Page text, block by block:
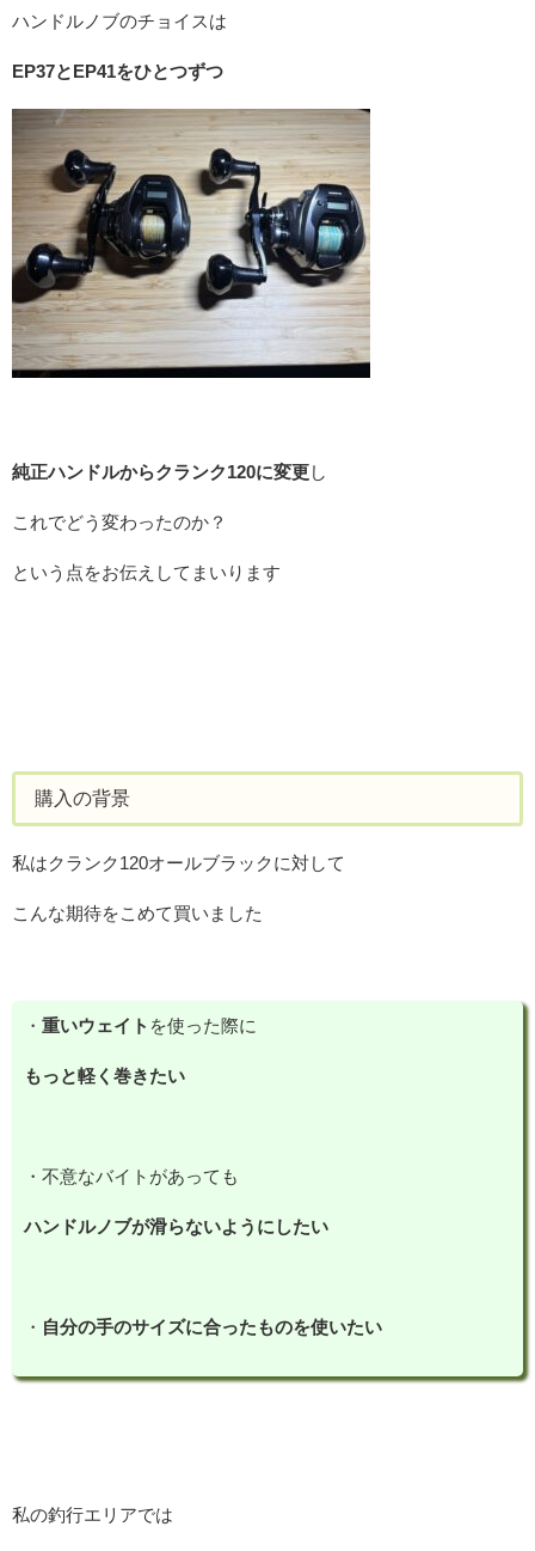
ハンドルノブのチョイスは
EP37とEP41をひとつずつ
純正ハンドルからクランク120に変更し
これでどう変わったのか？
という点をお伝えしてまいります
購入の背景
私はクランク120オールブラックに対して
こんな期待をこめて買いました
・ 重いウェイト を使った際に
もっと軽く巻きたい
・不意なバイトがあっても
ハンドルノブが滑らないようにしたい
・ 自分の手のサイズに合ったものを使いたい
私の釣行エリアでは